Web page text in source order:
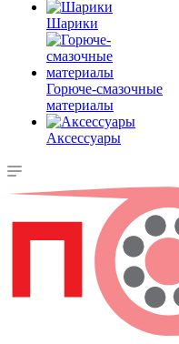
Шарики
Горюче-смазочные
материалы
Аксессуары